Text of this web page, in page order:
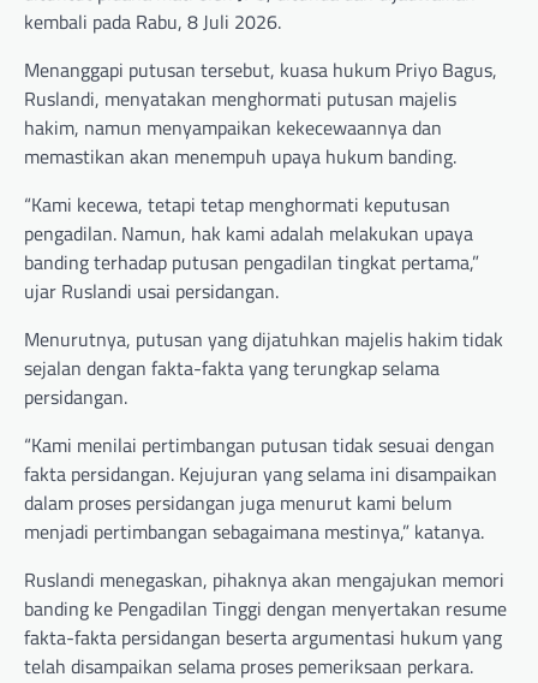
kembali pada Rabu, 8 Juli 2026.
Menanggapi putusan tersebut, kuasa hukum Priyo Bagus,
Ruslandi, menyatakan menghormati putusan majelis
hakim, namun menyampaikan kekecewaannya dan
memastikan akan menempuh upaya hukum banding.
“Kami kecewa, tetapi tetap menghormati keputusan
pengadilan. Namun, hak kami adalah melakukan upaya
banding terhadap putusan pengadilan tingkat pertama,”
ujar Ruslandi usai persidangan.
Menurutnya, putusan yang dijatuhkan majelis hakim tidak
sejalan dengan fakta-fakta yang terungkap selama
persidangan.
“Kami menilai pertimbangan putusan tidak sesuai dengan
fakta persidangan. Kejujuran yang selama ini disampaikan
dalam proses persidangan juga menurut kami belum
menjadi pertimbangan sebagaimana mestinya,” katanya.
Ruslandi menegaskan, pihaknya akan mengajukan memori
banding ke Pengadilan Tinggi dengan menyertakan resume
fakta-fakta persidangan beserta argumentasi hukum yang
telah disampaikan selama proses pemeriksaan perkara.